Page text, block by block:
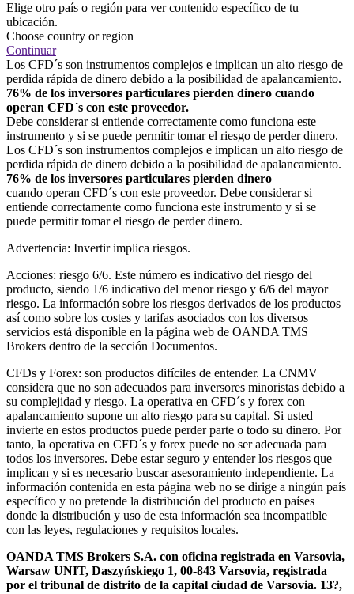
Elige otro país o región para ver contenido específico de tu
ubicación.
Choose country or region
Continuar
Los CFD´s son instrumentos complejos e implican un alto riesgo de
perdida rápida de dinero debido a la posibilidad de apalancamiento.
76% de los inversores particulares pierden dinero cuando
operan CFD´s con este proveedor.
Debe considerar si entiende correctamente como funciona este
instrumento y si se puede permitir tomar el riesgo de perder dinero.
Los CFD´s son instrumentos complejos e implican un alto riesgo de
perdida rápida de dinero debido a la posibilidad de apalancamiento.
76% de los inversores particulares pierden dinero
cuando operan CFD´s con este proveedor. Debe considerar si
entiende correctamente como funciona este instrumento y si se
puede permitir tomar el riesgo de perder dinero.
Advertencia: Invertir implica riesgos.
Acciones: riesgo 6/6. Este número es indicativo del riesgo del
producto, siendo 1/6 indicativo del menor riesgo y 6/6 del mayor
riesgo. La información sobre los riesgos derivados de los productos
así como sobre los costes y tarifas asociados con los diversos
servicios está disponible en la página web de OANDA TMS
Brokers dentro de la sección Documentos.
CFDs y Forex: son productos difíciles de entender. La CNMV
considera que no son adecuados para inversores minoristas debido a
su complejidad y riesgo. La operativa en CFD´s y forex con
apalancamiento supone un alto riesgo para su capital. Si usted
invierte en estos productos puede perder parte o todo su dinero. Por
tanto, la operativa en CFD´s y forex puede no ser adecuada para
todos los inversores. Debe estar seguro y entender los riesgos que
implican y si es necesario buscar asesoramiento independiente. La
información contenida en esta página web no se dirige a ningún país
específico y no pretende la distribución del producto en países
donde la distribución y uso de esta información sea incompatible
con las leyes, regulaciones y requisitos locales.
OANDA TMS Brokers S.A. con oficina registrada en Varsovia,
Warsaw UNIT, Daszyńskiego 1, 00-843 Varsovia, registrada
por el tribunal de distrito de la capital ciudad de Varsovia. 13?,